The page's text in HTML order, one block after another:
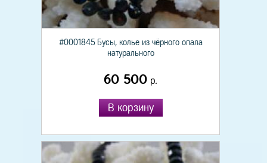
#0001845 Бусы, колье из чёрного опала
натурального
60 500 р.
В корзину